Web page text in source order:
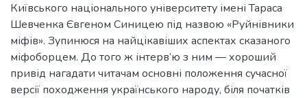
Київського національного університету імені Тараса
Шевченка Євгеном Синицею під назвою «Руйнівники
міфів». Зупинюся на найцікавіших аспектах сказаного
міфоборцем. До того ж інтерв’ю з ним — хороший
привід нагадати читачам основні положення сучасної
версії походження українського народу, біля початків